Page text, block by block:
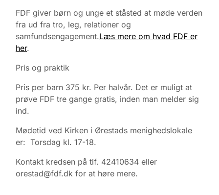
FDF giver børn og unge et ståsted at møde verden
fra ud fra tro, leg, relationer og
samfundsengagement.Læs mere om hvad FDF er
her.
Pris og praktik
Pris per barn 375 kr. Per halvår. Det er muligt at
prøve FDF tre gange gratis, inden man melder sig
ind.
Mødetid ved Kirken i Ørestads menighedslokale
er: Torsdag kl. 17-18.
Kontakt kredsen på tlf. 42410634 eller
orestad@fdf.dk for at høre mere.